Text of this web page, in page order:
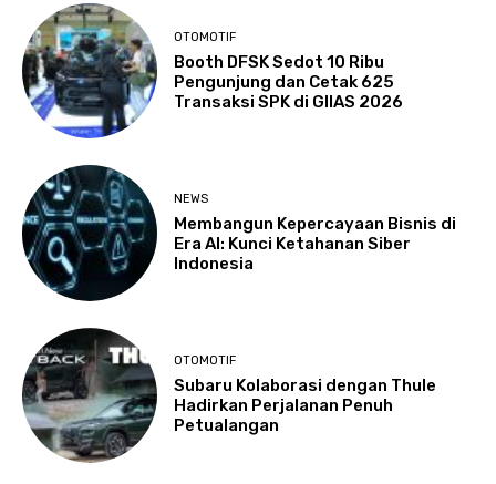
OTOMOTIF
Booth DFSK Sedot 10 Ribu
Pengunjung dan Cetak 625
Transaksi SPK di GIIAS 2026
NEWS
Membangun Kepercayaan Bisnis di
Era AI: Kunci Ketahanan Siber
Indonesia
OTOMOTIF
Subaru Kolaborasi dengan Thule
Hadirkan Perjalanan Penuh
Petualangan